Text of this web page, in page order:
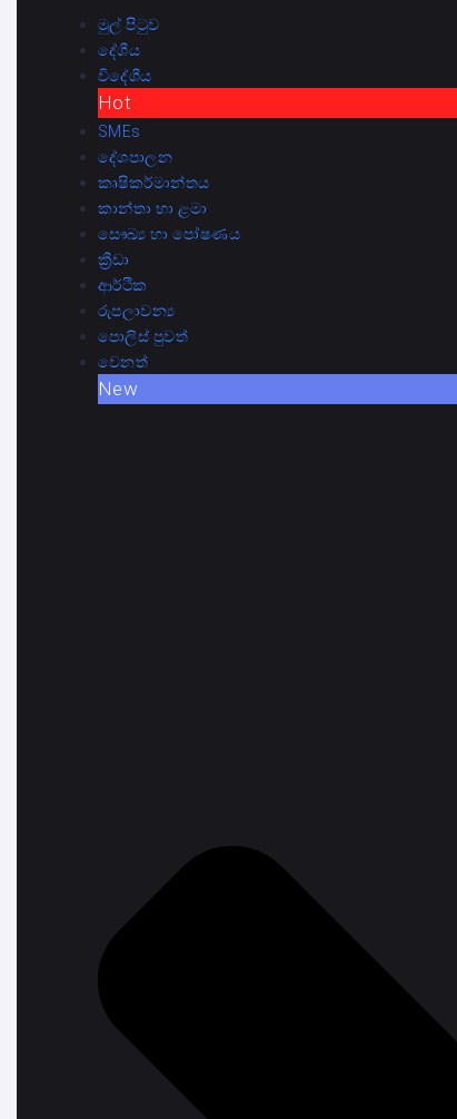
මුල් පිටුව
දේශීය
විදේශීය
Hot
SMEs
දේශපාලන
කෘෂිකර්මාන්තය
කාන්තා හා ළමා
සෞඛ්‍ය හා පෝෂණය
ක්‍රීඩා
ආර්ථික
රුපලාවන්‍ය
පොලිස් පුවත්
වෙනත්
New